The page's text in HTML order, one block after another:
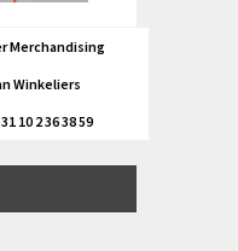
Merchandising
Winkeliers
10 2 36 38 59